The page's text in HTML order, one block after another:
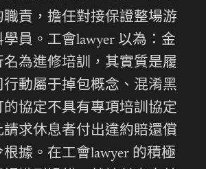
責，擔任對接保證整場游
員。工會lawyer 以為：金
為進修培訓，其實質是履
動屬于掉包概念、混淆黑
的協定不具有專項培訓協定
請求休息者付出違約賠還償
據。在工會lawyer 的積極